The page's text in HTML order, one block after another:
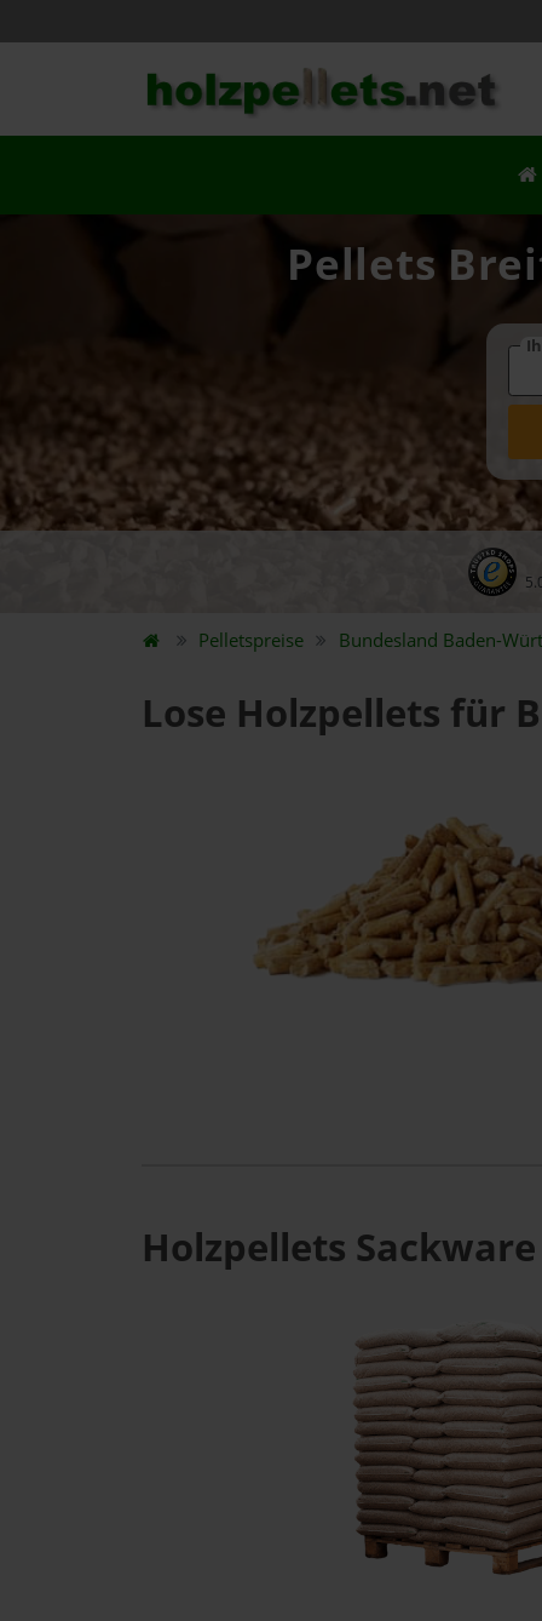
Pellets
Pelletspreise Bundesland Baden-
Lose Holzpellets für
Holzpellets